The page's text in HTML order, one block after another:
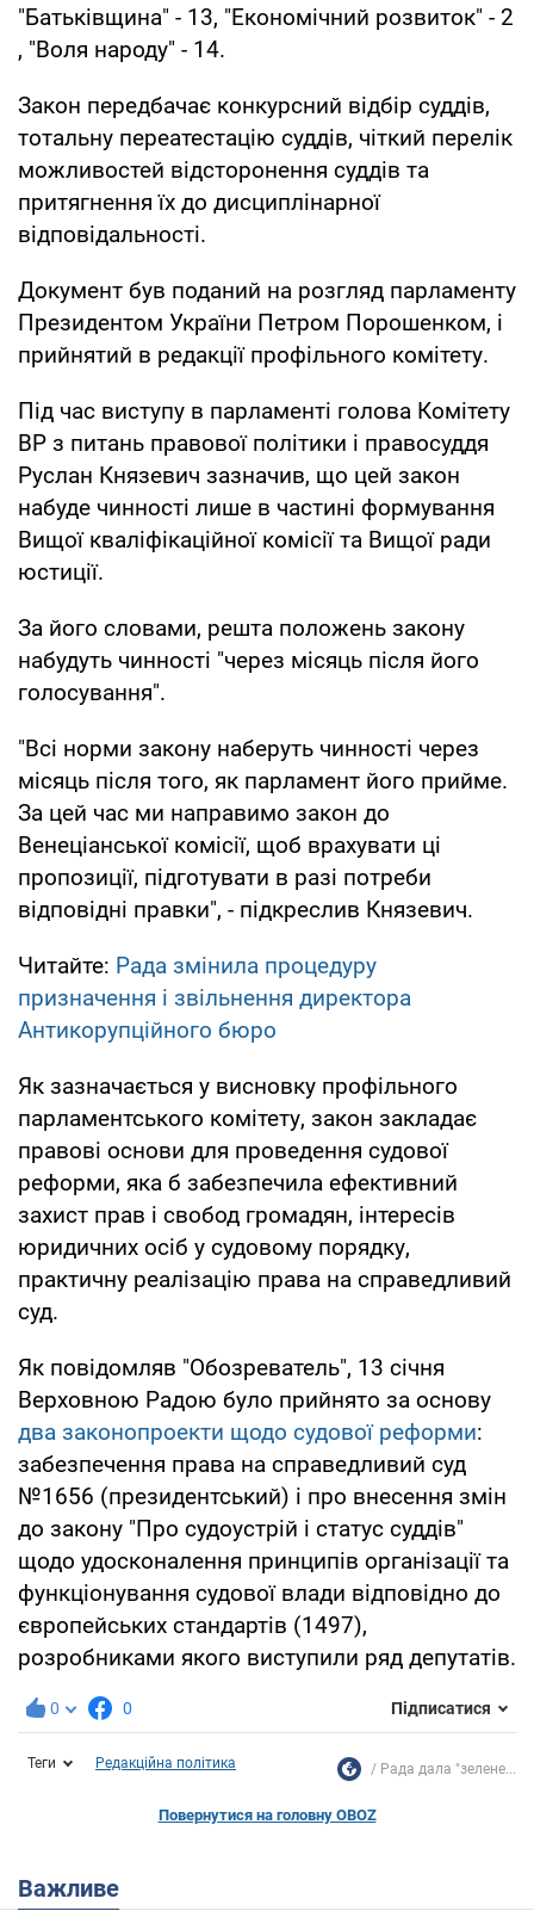
"Батьківщина" - 13, "Економічний розвиток" - 2
, "Воля народу" - 14.
Закон передбачає конкурсний відбір суддів,
тотальну переатестацію суддів, чіткий перелік
можливостей відсторонення суддів та
притягнення їх до дисциплінарної
відповідальності.
Документ був поданий на розгляд парламенту
Президентом України Петром Порошенком, і
прийнятий в редакції профільного комітету.
Під час виступу в парламенті голова Комітету
ВР з питань правової політики і правосуддя
Руслан Князевич зазначив, що цей закон
набуде чинності лише в частині формування
Вищої кваліфікаційної комісії та Вищої ради
юстиції.
За його словами, решта положень закону
набудуть чинності "через місяць після його
голосування".
"Всі норми закону наберуть чинності через
місяць після того, як парламент його прийме.
За цей час ми направимо закон до
Венеціанської комісії, щоб врахувати ці
пропозиції, підготувати в разі потреби
відповідні правки", - підкреслив Князевич.
Читайте: Рада змінила процедуру
призначення і звільнення директора
Антикорупційного бюро
Як зазначається у висновку профільного
парламентського комітету, закон закладає
правові основи для проведення судової
реформи, яка б забезпечила ефективний
захист прав і свобод громадян, інтересів
юридичних осіб у судовому порядку,
практичну реалізацію права на справедливий
суд.
Як повідомляв "Обозреватель", 13 січня
Верховною Радою було прийнято за основу
два законопроекти щодо судової реформи:
забезпечення права на справедливий суд
№1656 (президентський) і про внесення змін
до закону "Про судоустрій і статус суддів"
щодо удосконалення принципів організації та
функціонування судової влади відповідно до
європейських стандартів (1497),
розробниками якого виступили ряд депутатів.
0 0 Підписатися
Теги Редакційна політика Рада дала "зелене...
Повернутися на головну OBOZ
Важливе